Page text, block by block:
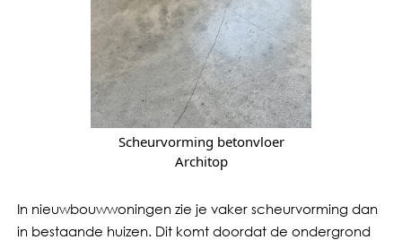
Scheurvorming betonvloer
Architop
In nieuwbouwwoningen zie je vaker scheurvorming dan
in bestaande huizen. Dit komt doordat de ondergrond